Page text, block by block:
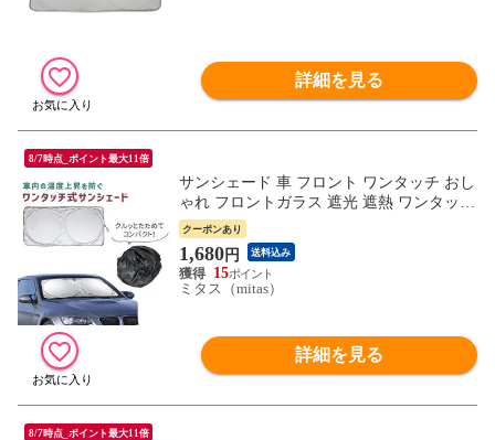
詳細を見る
8/7時点_ポイント最大11倍
サンシェード 車 フロント ワンタッチ おし
ゃれ フロントガラス 遮光 遮熱 ワンタッチ
サンシェード 車用サンシェード 日除け 日
よけ 紫外線カット 軽量 小型 簡単装着 遮
断 車中泊 暑さ対策 日除け用品 シェード
軽自動車 大型車 SUV 日除けシート
クーポンあり
1,680円 送料込み
15
ミタス（mitas）
詳細を見る
8/7時点_ポイント最大11倍